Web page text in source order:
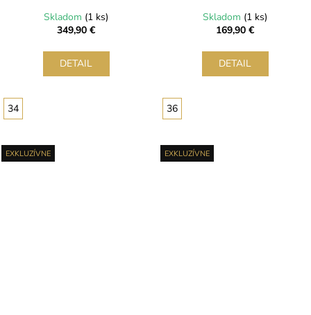
Skladom (1 ks)
349,90 €
DETAIL
34
Skladom (1 ks)
169,90 €
DETAIL
36
EXKLUZÍVNE EXKLUZÍVNE